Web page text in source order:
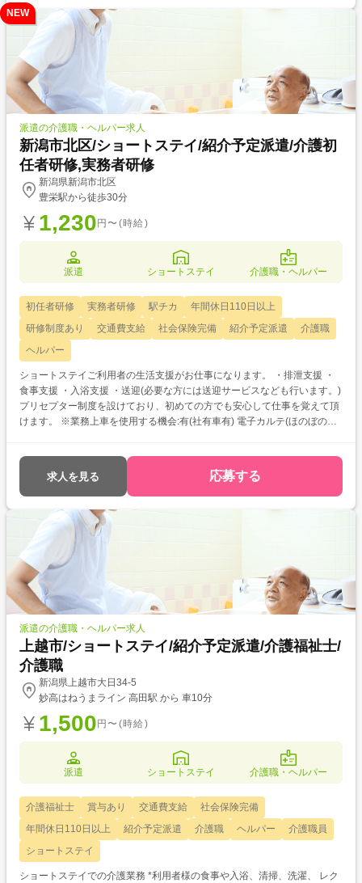
NEW
派遣の介護職・ヘルパー求人
新潟市北区/ショートステイ/紹介予定派遣/介護初
任者研修,実務者研修
新潟県新潟市北区
豊栄駅から徒歩30分
1,230 円〜(時給)
派遣 ショートステイ 介護職・ヘルパー
初任者研修 実務者研修 駅チカ
年間休日110日以上
研修制度あり
交通費支給 社会保険完備 紹介予定派遣
介護職
ヘルパー
ショートステイご利用者の生活支援がお仕事になります。 ・排泄支援 ・
食事支援 ・入浴支援 ・送迎(必要な方には送迎サービスなども行います。)
プリセプター制度を設けており、初めての方でも安心して仕事を覚えて頂
けます。 ※業務上車を使用する機会:有(社有車有) 電子カルテ(ほのぼの
資格を活かして働きたい ・介護福祉士を目指している ・自分に合った介
護施設が知りたい
求人を見る 応募する
派遣の介護職・ヘルパー求人
上越市/ショートステイ/紹介予定派遣/介護福祉士/
介護職
新潟県上越市大日34-5
妙高はねうまライン 高田駅 から 車10分
1,500 円〜(時給)
派遣 ショートステイ 介護職・ヘルパー
介護福祉士 賞与あり 交通費支給
社会保険完備
年間休日110日以上
紹介予定派遣 介護職 ヘルパー
介護職員
ショートステイ
ショートステイでの介護業務 *利用者様の食事や入浴、清掃、洗濯、 レク